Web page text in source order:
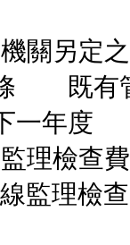
另定之
有管
一年度
檢查費
檢查費